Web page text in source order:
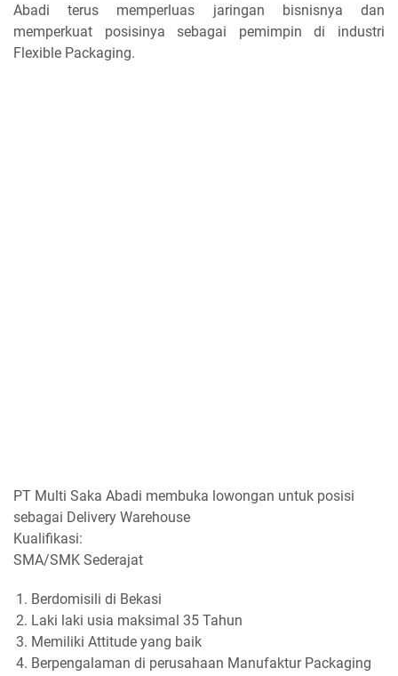
Abadi terus memperluas jaringan bisnisnya dan
memperkuat posisinya sebagai pemimpin di industri
Flexible Packaging.
PT Multi Saka Abadi membuka lowongan untuk posisi
sebagai Delivery Warehouse
Kualifikasi:
SMA/SMK Sederajat
Berdomisili di Bekasi
Laki laki usia maksimal 35 Tahun
Memiliki Attitude yang baik
Berpengalaman di perusahaan Manufaktur Packaging